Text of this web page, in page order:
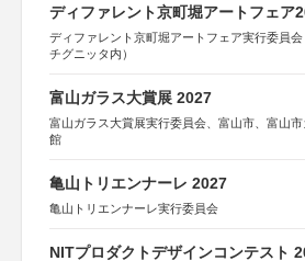
ディファレント京町堀アートフェア
ディファレント京町堀アートフェア実行委員会
チグニッタ内）
富山ガラス大賞展 2027
富山ガラス大賞展実行委員会、富山市、富山
館
亀山トリエンナーレ 2027
亀山トリエンナーレ実行委員会
NITプロダクトデザインコンテスト